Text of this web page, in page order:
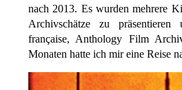
nach 2013. Es wurden mehrere
Archivschätze zu präsentieren
française, Anthology Film
Monaten hatte ich mir eine Reise